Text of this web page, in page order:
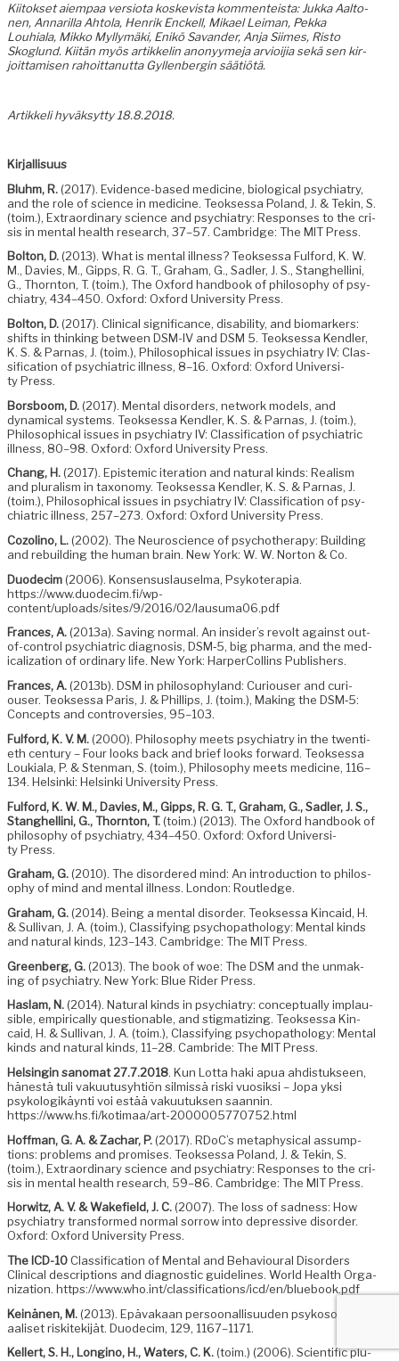
Kiitok­set aiem­paa ver­sio­ta koske­vista kom­menteista: Juk­ka Aal­to­
nen, Annar­il­la Ahto­la, Hen­rik Enck­ell, Mikael Leiman, Pekka
Louhiala, Mikko Myl­lymä­ki, Enikö Savan­der, Anja Siimes, Ris­to
Skoglund. Kiitän myös artikke­lin anonyyme­ja arvioi­jia sekä sen kir­
joit­tamisen rahoit­tanut­ta Gyl­len­ber­gin säätiötä.
Artikke­li hyväksyt­ty 18.8.2018.
Kir­jal­lisu­us
Bluhm, R. (2017). Evi­dence-based med­i­cine, bio­log­i­cal psy­chi­a­try,
and the role of sci­ence in med­i­cine. Teok­ses­sa Poland, J. & Tekin, S.
(toim.), Extra­or­di­nary sci­ence and psy­chi­a­try: Respons­es to the cri­
sis in men­tal health research, 37–57. Cam­bridge: The MIT Press.
Bolton, D. (2013). What is men­tal ill­ness? Teok­ses­sa Ful­ford, K. W.
M., Davies, M., Gipps, R. G. T., Gra­ham, G., Sadler, J. S., Stanghelli­ni,
G., Thorn­ton, T. (toim.), The Oxford hand­book of phi­los­o­phy of psy­
chi­a­try, 434–450. Oxford: Oxford Uni­ver­si­ty Press.
Bolton, D. (2017). Clin­i­cal sig­nif­i­cance, dis­abil­i­ty, and bio­mark­ers:
shifts in think­ing between DSM-IV and DSM 5. Teok­ses­sa Kendler,
K. S. & Par­nas, J. (toim.), Philo­soph­i­cal issues in psy­chi­a­try IV: Clas­
si­fi­ca­tion of psy­chi­atric ill­ness, 8–16. Oxford: Oxford Uni­ver­si­
ty Press.
Bors­boom, D. (2017). Men­tal dis­or­ders, net­work mod­els, and
dynam­i­cal sys­tems. Teok­ses­sa Kendler, K. S. & Par­nas, J. (toim.),
Philo­soph­i­cal issues in psy­chi­a­try IV: Clas­si­fi­ca­tion of psy­chi­atric
ill­ness, 80–98. Oxford: Oxford Uni­ver­si­ty Press.
Chang, H. (2017). Epis­temic iter­a­tion and nat­ur­al kinds: Real­ism
and plu­ral­ism in tax­on­o­my. Teok­ses­sa Kendler, K. S. & Par­nas, J.
(toim.), Philo­soph­i­cal issues in psy­chi­a­try IV: Clas­si­fi­ca­tion of psy­
chi­atric ill­ness, 257–273. Oxford: Oxford Uni­ver­si­ty Press.
Cozoli­no, L. (2002). The Neu­ro­science of psy­chother­a­py: Build­ing
and rebuild­ing the human brain. New York: W. W. Nor­ton & Co.
Duodec­im (2006). Kon­sen­sus­lausel­ma, Psykoter­apia.
https://www.duodecim.fi/wp-
content/uploads/sites/9/2016/02/lausuma06.pdf
Frances, A. (2013a). Sav­ing nor­mal. An insider’s revolt against out-
of-con­trol psy­chi­atric diag­no­sis, DSM‑5, big phar­ma, and the med­
ical­iza­tion of ordi­nary life. New York: Harper­Collins Publishers.
Frances, A. (2013b). DSM in phi­los­o­phy­land: Curi­ouser and curi­
ouser. Teok­ses­sa Paris, J. & Phillips, J. (toim.), Mak­ing the DSM‑5:
Con­cepts and con­tro­ver­sies, 95–103.
Ful­ford, K. V. M. (2000). Phi­los­o­phy meets psy­chi­a­try in the twen­ti­
eth cen­tu­ry – Four looks back and brief looks for­ward. Teok­ses­sa
Loukiala, P. & Sten­man, S. (toim.), Phi­los­o­phy meets med­i­cine, 116–
134. Helsin­ki: Helsin­ki Uni­ver­si­ty Press.
Ful­ford, K. W. M., Davies, M., Gipps, R. G. T., Gra­ham, G., Sadler, J. S.,
Stanghelli­ni, G., Thorn­ton, T. (toim.) (2013). The Oxford hand­book of
phi­los­o­phy of psy­chi­a­try, 434–450. Oxford: Oxford Uni­ver­si­
ty Press.
Gra­ham, G. (2010). The dis­or­dered mind: An intro­duc­tion to phi­los­
o­phy of mind and men­tal ill­ness. Lon­don: Routledge.
Gra­ham, G. (2014). Being a men­tal dis­or­der. Teok­ses­sa Kin­caid, H.
& Sul­li­van, J. A. (toim.), Clas­si­fy­ing psy­chopathol­o­gy: Men­tal kinds
and nat­ur­al kinds, 123–143. Cam­bridge: The MIT Press.
Green­berg, G. (2013). The book of woe: The DSM and the unmak­
ing of psy­chi­a­try. New York: Blue Rid­er Press.
Haslam, N. (2014). Nat­ur­al kinds in psy­chi­a­try: con­cep­tu­al­ly implau­
si­ble, empir­i­cal­ly ques­tion­able, and stig­ma­tiz­ing. Teok­ses­sa Kin­
caid, H. & Sul­li­van, J. A. (toim.), Clas­si­fy­ing psy­chopathol­o­gy: Men­tal
kinds and nat­ur­al kinds, 11–28. Cam­bride: The MIT Press.
Helsin­gin sanomat 27.7.2018. Kun Lot­ta haki apua ahdis­tuk­seen,
hänestä tuli vaku­u­tusy­htiön silmis­sä ris­ki vuosik­si – Jopa yksi
psykologikäyn­ti voi estää vaku­u­tuk­sen saan­nin.
https://www.hs.fi/kotimaa/art-2000005770752.html
Hoff­man, G. A. & Zachar, P. (2017). RDoC’s meta­phys­i­cal assump­
tions: prob­lems and promis­es. Teok­ses­sa Poland, J. & Tekin, S.
(toim.), Extra­or­di­nary sci­ence and psy­chi­a­try: Respons­es to the cri­
sis in men­tal health research, 59–86. Cam­bridge: The MIT Press.
Hor­witz, A. V. & Wake­field, J. C. (2007). The loss of sad­ness: How
psy­chi­a­try trans­formed nor­mal sor­row into depres­sive dis­or­der.
Oxford: Oxford Uni­ver­si­ty Press.
The ICD-10Clas­si­fi­ca­tion of Men­tal and Behav­iour­al Dis­or­ders
Clin­i­cal descrip­tions and diag­nos­tic guide­lines. World Health Orga­
ni­za­tion. https://www.who.int/classifications/icd/en/bluebook.pdf
Keinä­nen, M. (2013). Epä­vakaan per­soon­al­lisu­u­den psykososi­
aaliset riskitek­i­jät. Duodec­im, 129, 1167–1171.
Kellert, S. H., Longi­no, H., Waters, C. K. (toim.) (2006). Sci­en­tif­ic plu­